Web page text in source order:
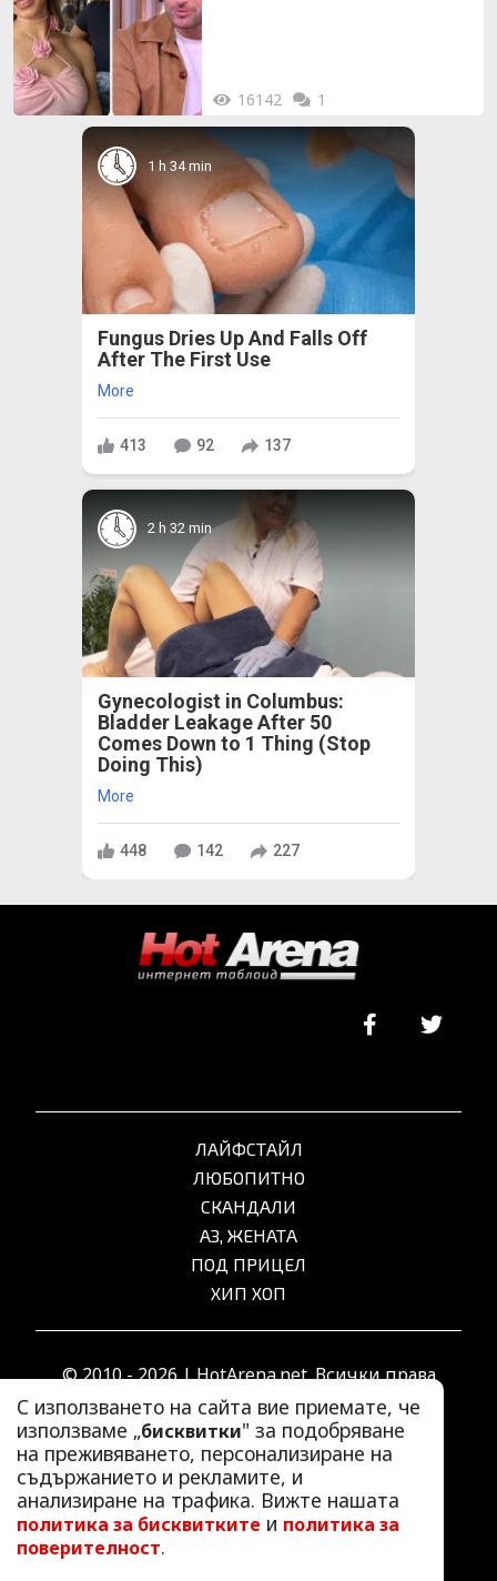
16142 1
1 h 34 min
Fungus Dries Up And Falls Off
After The First Use
More
413 92 137
2 h 32 min
Gynecologist in Columbus:
Bladder Leakage After 50
Comes Down to 1 Thing (Stop
Doing This)
More
448 142 227
С използването на сайта вие приемате, че
използваме „бисквитки" за подобряване
на преживяването, персонализиране на
съдържанието и рекламите, и
анализиране на трафика. Вижте нашата
политика за бисквитките и политика за
поверителност.
ЛАЙФСТАЙЛ
ЛЮБОПИТНО
СКАНДАЛИ
АЗ, ЖЕНАТА
ПОД ПРИЦЕЛ
ХИП ХОП
© 2010 - 2026 | HotArena.net. Всички права
запазени.
РЕКЛАМА
КОНТАКТИ
ОБЩИ УСЛОВИЯ
ПОЛИТИКА ЗА ПОВЕРИТЕЛНОСТ